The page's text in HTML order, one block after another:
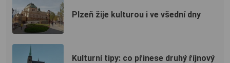
Plzeň žije kulturou i ve všední dny
Kulturní tipy: co přinese druhý říjnový